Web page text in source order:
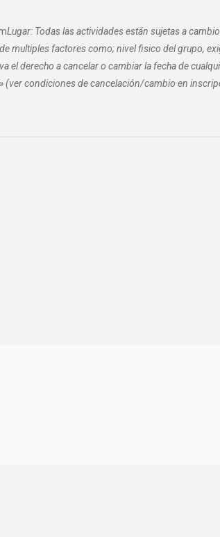
Lugar: Todas las actividades están sujetas a
multiples factores como; nivel fisico del grupo,
el derecho a cancelar o cambiar la fecha de
(ver condiciones de cancelación/cambio en